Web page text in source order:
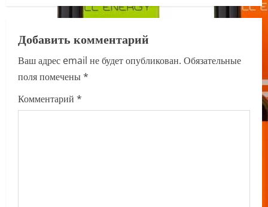
v
i
g
a
Добавить комментарий
Ваш адрес email не будет опубликован. Обязательные
поля помечены*
Комментарий *